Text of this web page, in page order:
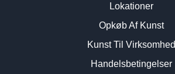
Lokationer
Opkøb Af Kunst
Kunst Til Virksomhed
Handelsbetingelser